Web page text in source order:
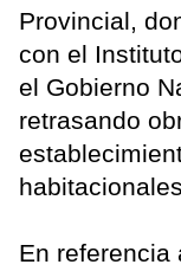
Provincial,
con el
el Gobierno
retrasando
En referencia